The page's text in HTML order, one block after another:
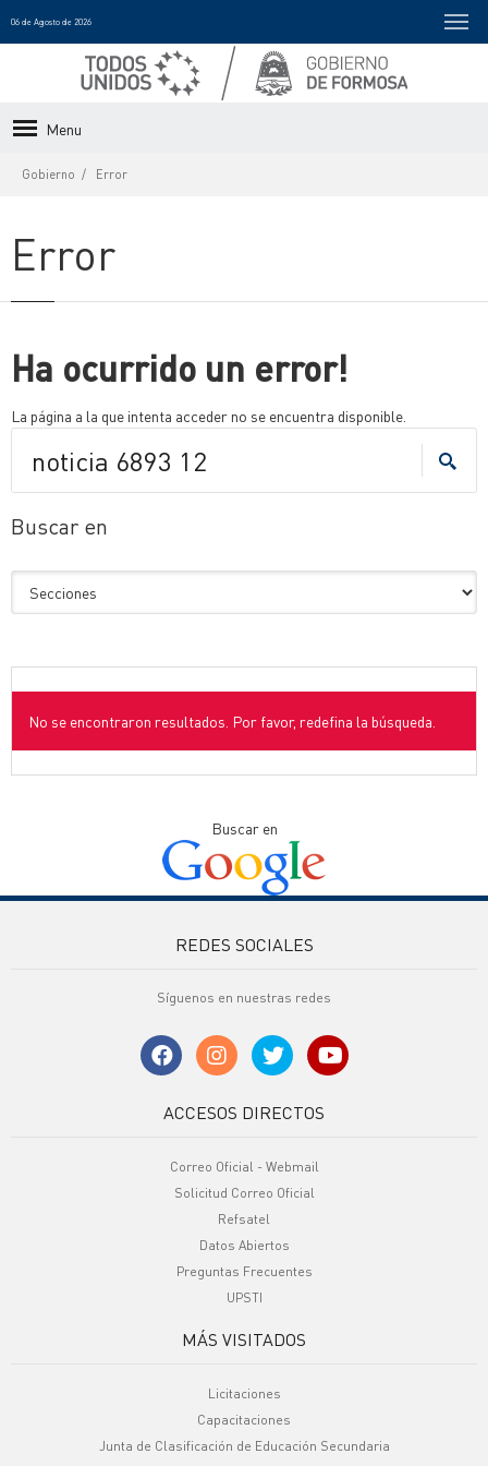
06 de Agosto de 2026
Menu
Gobierno Error
Error
Ha ocurrido un error!
La página a la que intenta acceder no se encuentra disponible.
Buscar en
No se encontraron resultados. Por favor, redefina la búsqueda.
Buscar en
REDES SOCIALES
Síguenos en nuestras redes
ACCESOS DIRECTOS
Correo Oficial - Webmail
Solicitud Correo Oficial
Refsatel
Datos Abiertos
Preguntas Frecuentes
UPSTI
MÁS VISITADOS
Licitaciones
Capacitaciones
Junta de Clasificación de Educación Secundaria